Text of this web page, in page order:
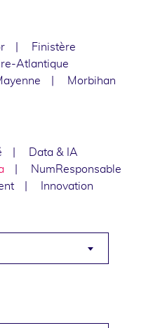
Finistère
Atlantique
Morbihan
Data & IA
NumResponsable
Innovation